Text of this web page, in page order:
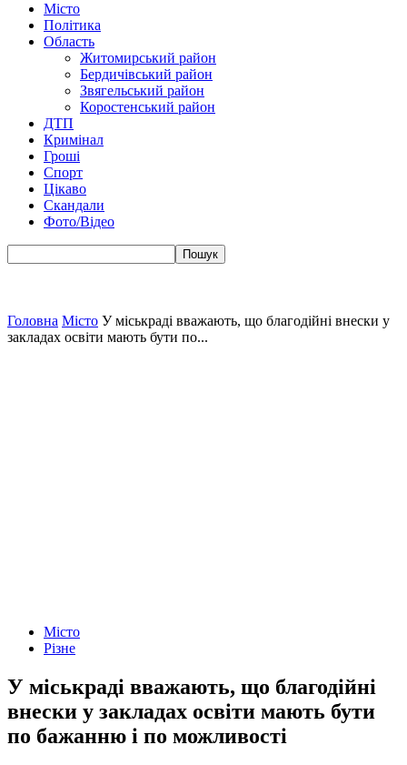
Місто
Політика
Область
Житомирський район
Бердичівський район
Звягельський район
Коростенський район
ДТП
Кримінал
Гроші
Спорт
Цікаво
Скандали
Фото/Відео
Головна Місто У міськраді вважають, що благодійні внески у
закладах освіти мають бути по...
Місто
Різне
У міськраді вважають, що благодійні
внески у закладах освіти мають бути
по бажанню і по можливості